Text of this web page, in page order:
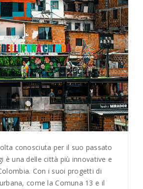
conosciuta per il suo passato
è una delle città più innovative e
Con i suoi progetti di
come la Comuna 13 e il